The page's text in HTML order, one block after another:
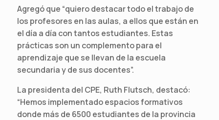
Agregó que “quiero destacar todo el trabajo de
los profesores en las aulas, a ellos que están en
el día a día con tantos estudiantes. Estas
prácticas son un complemento para el
aprendizaje que se llevan de la escuela
secundaria y de sus docentes”.
La presidenta del CPE, Ruth Flutsch, destacó:
“Hemos implementado espacios formativos
donde más de 6500 estudiantes de la provincia